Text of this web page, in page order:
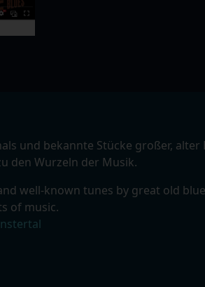
und bekannte Stücke großer,
den Wurzeln der Musik.
well-known tunes by great old
of music.